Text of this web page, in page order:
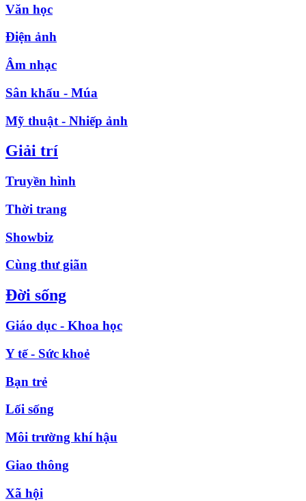
Văn học
Điện ảnh
Âm nhạc
Sân khấu - Múa
Mỹ thuật - Nhiếp ảnh
Giải trí
Truyền hình
Thời trang
Showbiz
Cùng thư giãn
Đời sống
Giáo dục - Khoa học
Y tế - Sức khoẻ
Bạn trẻ
Lối sống
Môi trường khí hậu
Giao thông
Xã hội